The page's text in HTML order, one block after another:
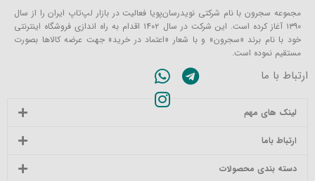
مجموعه سجرون با نام شرکتی نویدرسان‌پویا فعالیت در بازار لپ‌تاپ ایران را از سال
۱۳۹۰ آغاز کرده است. این شرکت در سال ۱۴۰۲ اقدام به راه اندازی فروشگاه اینترنتی
خود با نام برند «سجرون» و با شعار «اعتماد در خرید» جهت عرضه کالاها بصورت
مستقیم نموده است.
ارتباط با ما
لینک های مهم
ارتباط باما
دسته بندی محصولات